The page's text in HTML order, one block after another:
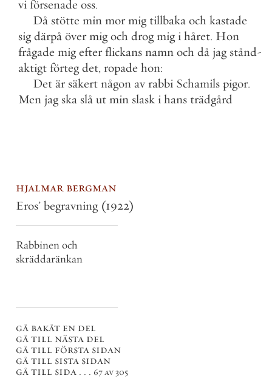
vi försenade oss.
Då stötte min mor mig tillbaka och kastade
sig därpå över mig och drog mig i håret. Hon
frågade mig efter flickans namn och då jag stånd-
aktigt förteg det, ropade hon:
Det är säkert någon av rabbi Schamils pigor.
Men jag ska slå ut min slask i hans trädgård
hjalmar bergman
Eros’ begravning (1922)
Rabbinen och
skräddaränkan
gå bakåt en del
gå till nästa del
gå till första sidan
gå till sista sidan
gå till sida . . . 67 av 305